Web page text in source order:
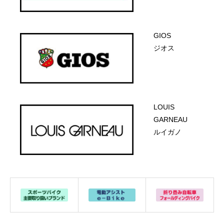
GIOS
ジオス
LOUIS
GARNEAU
ルイガノ